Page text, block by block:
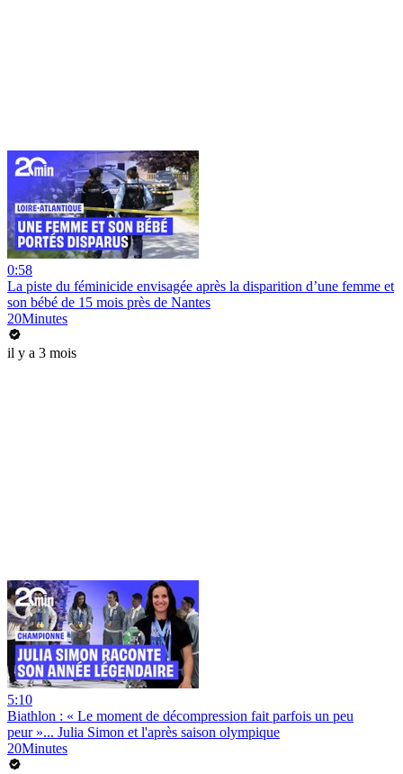
0:58
La piste du féminicide envisagée après la disparition d’une femme et
son bébé de 15 mois près de Nantes
20Minutes
il y a 3 mois
5:10
Biathlon : « Le moment de décompression fait parfois un peu
peur »... Julia Simon et l'après saison olympique
20Minutes